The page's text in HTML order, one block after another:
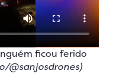
ficou ferido
@sanjosdrones)